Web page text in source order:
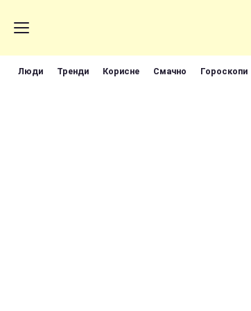
Люди Тренди Корисне Смачно Гороскопи